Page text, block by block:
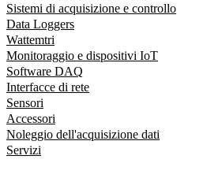
Sistemi di acquisizione e controllo
Data Loggers
Wattemtri
Monitoraggio e dispositivi IoT
Software DAQ
Interfacce di rete
Sensori
Accessori
Noleggio dell'acquisizione dati
Servizi